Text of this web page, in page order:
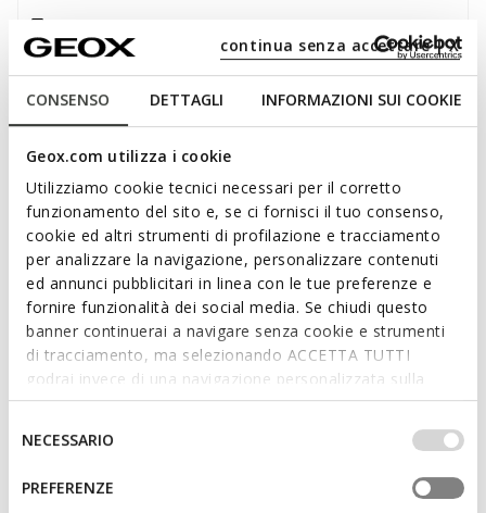
CONSENSO DETTAGLI INFORMAZIONI SUI COOKIE
Geox.com utilizza i cookie
Utilizziamo cookie tecnici necessari per il corretto
funzionamento del sito e, se ci fornisci il tuo consenso,
cookie ed altri strumenti di profilazione e tracciamento
per analizzare la navigazione, personalizzare contenuti
ed annunci pubblicitari in linea con le tue preferenze e
fornire funzionalità dei social media. Se chiudi questo
banner continuerai a navigare senza cookie e strumenti
di tracciamento, ma selezionando ACCETTA TUTTI
godrai invece di una navigazione personalizzata sulla
base dei tuoi gusti ed interessi. Selezionando
IMPOSTAZIONI potrai anche scegliere quali cookies ed
altri strumenti di tracciamento autorizzare. Per maggiori
informazioni o per modificare in qualsiasi momento le
tue impostazioni, visita la nostra
consenso
NECESSARIO
PREFERENZE
continua senza accettare | X
Retour gratuit
dans un délai de 30 jours à compter de
la livraison
enfilage simple et rapide sans les mains. Proposée ici dans
une version classique bleu marine, elle arbore une empeigne
en cuir foulonné au look active-chic. Aerantis™ Plus est
parfaite pour la vie en ville, pour des pieds confortables et
frais du matin au soir.
CODE PRODUIT:U65MUA00046C4002
Lire plus
Caractéristiques
tanneries certifiées Leather Working Group